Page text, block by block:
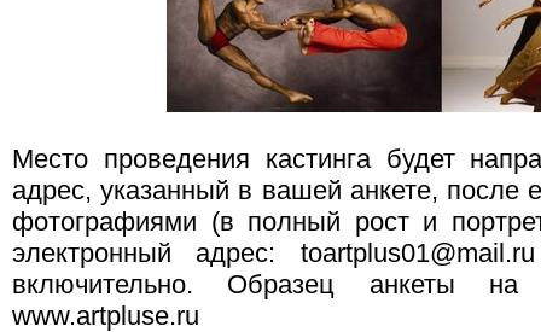
Место проведения кастинга будет
адрес, указанный в вашей анкете, после
фотографиями (в полный рост и
электронный адрес:
включительно. Образец анкеты на
www.artpluse.ru